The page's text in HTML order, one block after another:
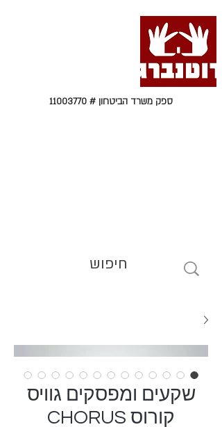
ספק משרד הביטחון # 11003770
שקעים ומפסקים גוויס
קורוס CHORUS